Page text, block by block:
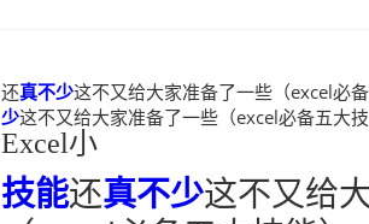
还真不少这不又给大家准备了一些（excel必
少这不又给大家准备了一些（excel必备五
Excel小
技能还真不少这不又给